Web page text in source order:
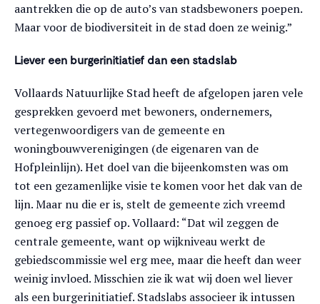
aantrekken die op de auto’s van stadsbewoners poepen.
Maar voor de biodiversiteit in de stad doen ze weinig.”
Liever een burgerinitiatief dan een stadslab
Vollaards Natuurlijke Stad heeft de afgelopen jaren vele
gesprekken gevoerd met bewoners, ondernemers,
vertegenwoordigers van de gemeente en
woningbouwverenigingen (de eigenaren van de
Hofpleinlijn). Het doel van die bijeenkomsten was om
tot een gezamenlijke visie te komen voor het dak van de
lijn. Maar nu die er is, stelt de gemeente zich vreemd
genoeg erg passief op. Vollaard: “Dat wil zeggen de
centrale gemeente, want op wijkniveau werkt de
gebiedscommissie wel erg mee, maar die heeft dan weer
weinig invloed. Misschien zie ik wat wij doen wel liever
als een burgerinitiatief. Stadslabs associeer ik intussen